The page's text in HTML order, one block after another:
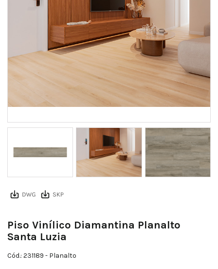
Piso Vinílico Diamantina Planalto
Santa Luzia
Cód.: 231189 - Planalto